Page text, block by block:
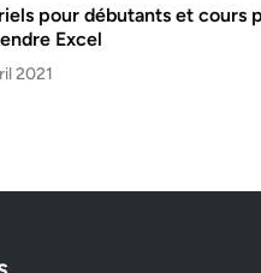
pour débutants et cours
Excel
2021